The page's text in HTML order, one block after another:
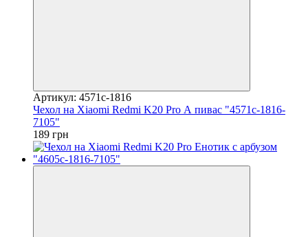
Артикул: 4571c-1816
Чехол на Xiaomi Redmi K20 Pro А пивас "4571c-1816-
7105"
189 грн